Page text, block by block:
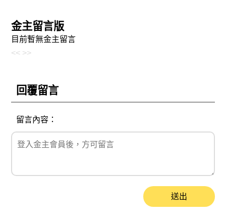
金主留言版
目前暫無金主留言
<< >>
回覆留言
留言內容：
送出